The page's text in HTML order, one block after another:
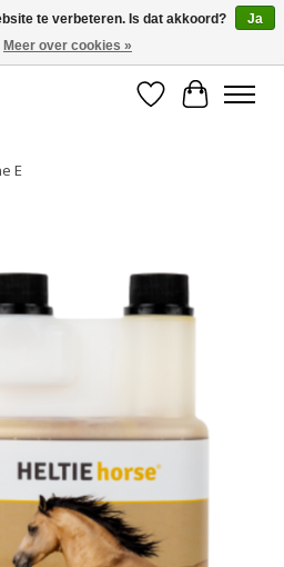
groot deel van ons assortiment
Verlanglijst
E
slideshow Items
te verbeteren. Is dat akkoord?
Ja
Meer over cookies »